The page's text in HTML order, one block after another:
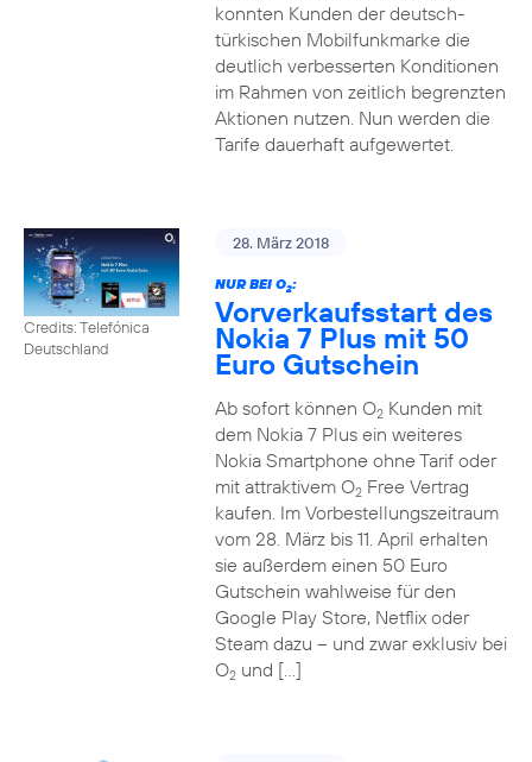
konnten Kunden der deutsch-
türkischen Mobilfunkmarke die
deutlich verbesserten Konditionen
im Rahmen von zeitlich begrenzten
Aktionen nutzen. Nun werden die
Tarife dauerhaft aufgewertet.
Credits: Telefónica
Deutschland
28. März 2018
NUR BEI O2:
Vorverkaufsstart des
Nokia 7 Plus mit 50
Euro Gutschein
Ab sofort können O2Kunden mit
dem Nokia 7 Plus ein weiteres
Nokia Smartphone ohne Tarif oder
mit attraktivem O2Free Vertrag
kaufen. Im Vorbestellungszeitraum
vom 28. März bis 11. April erhalten
sie außerdem einen 50 Euro
Gutschein wahlweise für den
Google Play Store, Netflix oder
Steam dazu – und zwar exklusiv bei
O2und […]